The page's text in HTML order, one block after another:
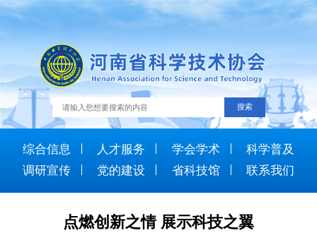
综合信息 人才服务 学会学术
科学普及
调研宣传
党的建设 省科技馆 联系我们
点燃创新之情 展示科技之翼